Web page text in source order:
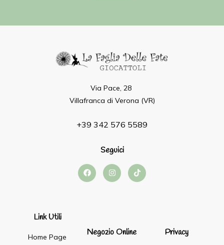
Via Pace, 28
Villafranca di Verona (VR)
+39 342 576 5589
Seguici
Link Utili
Home Page
Negozio Online Privacy